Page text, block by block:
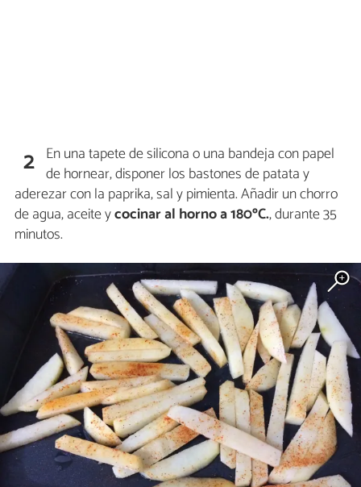
2 En una tapete de silicona o una bandeja con papel
de hornear, disponer los bastones de patata y
aderezar con la paprika, sal y pimienta. Añadir un chorro
de agua, aceite ycocinar al horno a 180ºC., durante 35
minutos.